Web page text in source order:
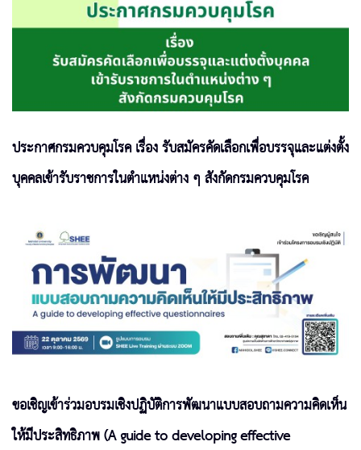
ประกาศกรมควบคุมโรค เรื่อง รับสมัครคัดเลือกเพื่อบรรจุและแต่งตั้ง
บุคคลเข้ารับราชการในตำแหน่งต่าง ๆ สังกัดกรมควบคุมโรค
ขอเชิญเข้าร่วมอบรมเชิงปฏิบัติการพัฒนาแบบสอบถามความคิดเห็น
ให้มีประสิทธิภาพ (A guide to developing effective